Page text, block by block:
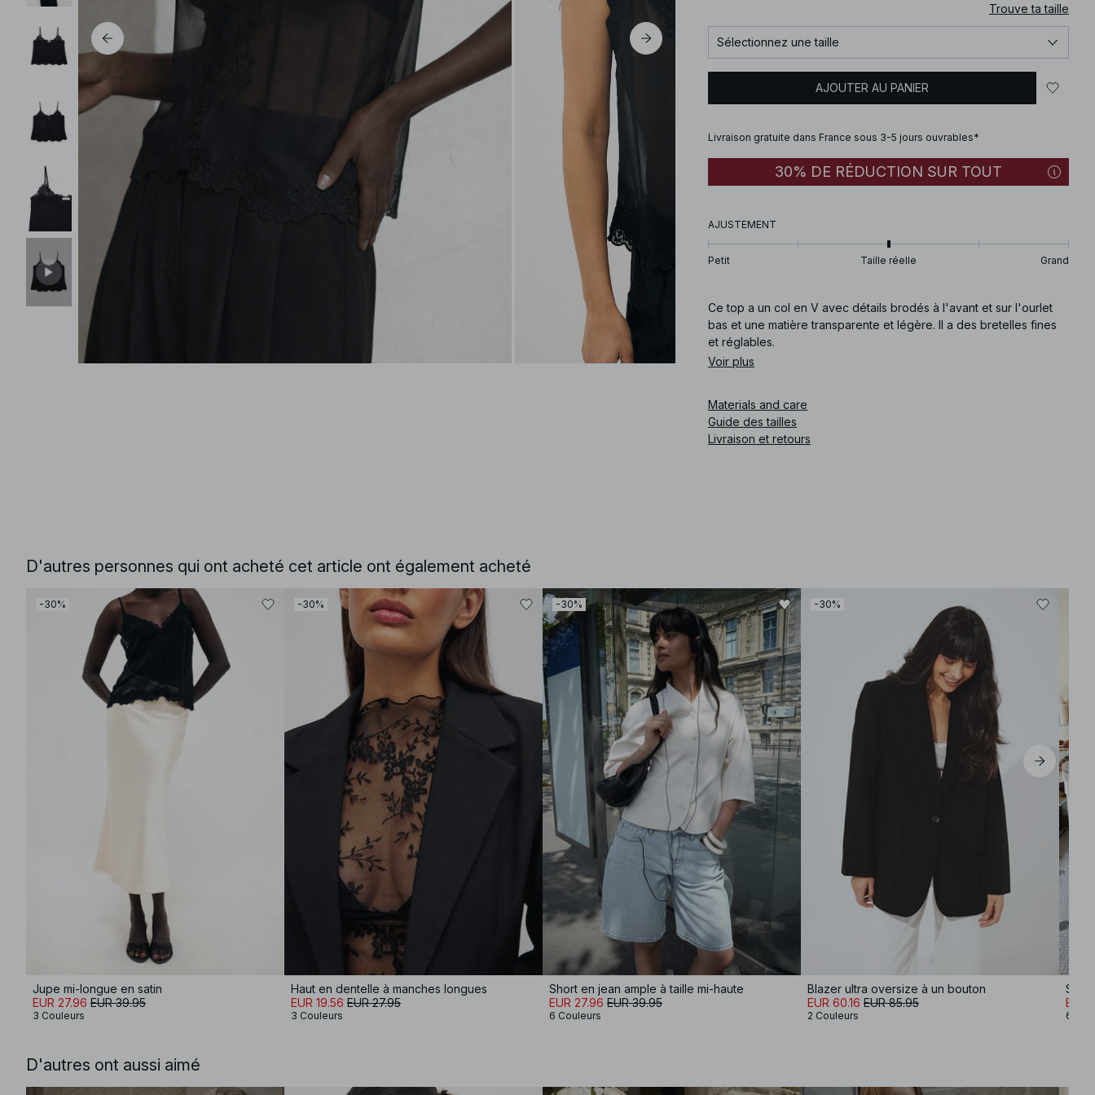
Trouve ta taille
Sélectionnez une taille
AJOUTER AU PANIER
Livraison gratuite dans France sous 3-5 jours ouvrables*
30% DE RÉDUCTION SUR TOUT
AJUSTEMENT
Petit Taille réelle Grand
Ce top a un col en V avec détails brodés à l'avant et sur l'ourlet
bas et une matière transparente et légère. Il a des bretelles fines
et réglables.
silhouette.
How does the material feel? The fabric is lightweight and airy,
creating a soft and breathable experience perfect for warmer
days.
Code article:1100-013070-0002
Voir plus
Materials and care
Guide des tailles
Livraison et retours
D'autres personnes qui ont acheté cet article ont également acheté
-30%
Jupe mi-longue en satin
EUR 27.96 EUR 39.95
3 Couleurs
-30%
Haut en dentelle à manches longues
EUR 19.56 EUR 27.95
3 Couleurs
-30%
Short en jean ample à taille mi-haute
EUR 27.96 EUR 39.95
6 Couleurs
-30%
Blazer ultra oversize à un bouton
EUR 60.16 EUR 85.95
2 Couleurs
EUR
6
D'autres ont aussi aimé